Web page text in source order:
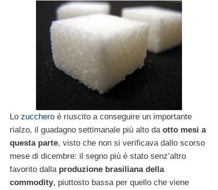
Lo zucchero è riuscito a conseguire un importante
rialzo, il guadagno settimanale più alto da otto mesi a
questa parte, visto che non si verificava dallo scorso
mese di dicembre: il segno più è stato senz’altro
favorito dalla produzione brasiliana della
commodity, piuttosto bassa per quello che viene